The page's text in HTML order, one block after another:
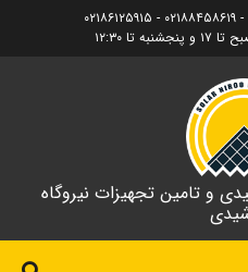
و تامین تجهیزات نیروگاه